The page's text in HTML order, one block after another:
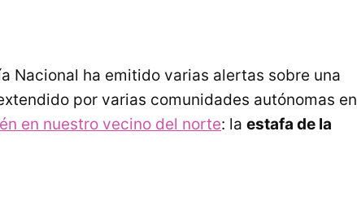
Nacional ha emitido varias alertas sobre una
por varias comunidades autónomas en
en nuestro vecino del norte: la estafa de la